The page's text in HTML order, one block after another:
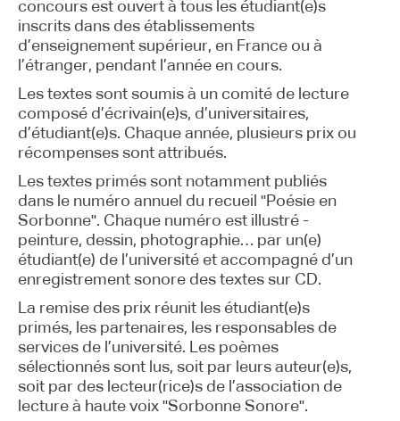
concours est ouvert à tous les étudiant(e)s
inscrits dans des établissements
d’enseignement supérieur, en France ou à
l’étranger, pendant l’année en cours.
Les textes sont soumis à un comité de lecture
composé d’écrivain(e)s, d’universitaires,
d’étudiant(e)s. Chaque année, plusieurs prix ou
récompenses sont attribués.
Les textes primés sont notamment publiés
dans le numéro annuel du recueil "Poésie en
Sorbonne". Chaque numéro est illustré -
peinture, dessin, photographie… par un(e)
étudiant(e) de l’université et accompagné d’un
enregistrement sonore des textes sur CD.
La remise des prix réunit les étudiant(e)s
primés, les partenaires, les responsables de
services de l’université. Les poèmes
sélectionnés sont lus, soit par leurs auteur(e)s,
soit par des lecteur(rice)s de l’association de
lecture à haute voix "Sorbonne Sonore".